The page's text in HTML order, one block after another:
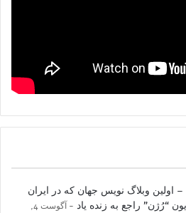
اولین وبلاگ نویس جهان که در ایران
“رُژن” راجع به زنده یاد
آگوست 4,